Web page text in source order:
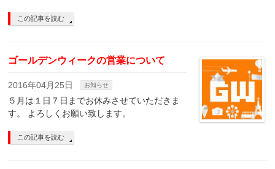
この記事を読む
ゴールデンウィークの営業について
2016年04月25日 お知らせ
５月は１日７日までお休みさせていただきま
す。 よろしくお願い致します。
この記事を読む